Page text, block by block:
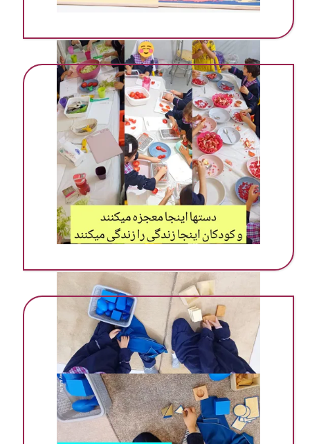
مهد ‌پیش دبستانی در گرمسار
مهد ‌پیش دبستانی در گرمسار